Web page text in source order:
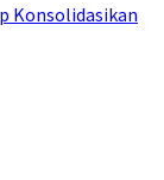
Konsolidasikan